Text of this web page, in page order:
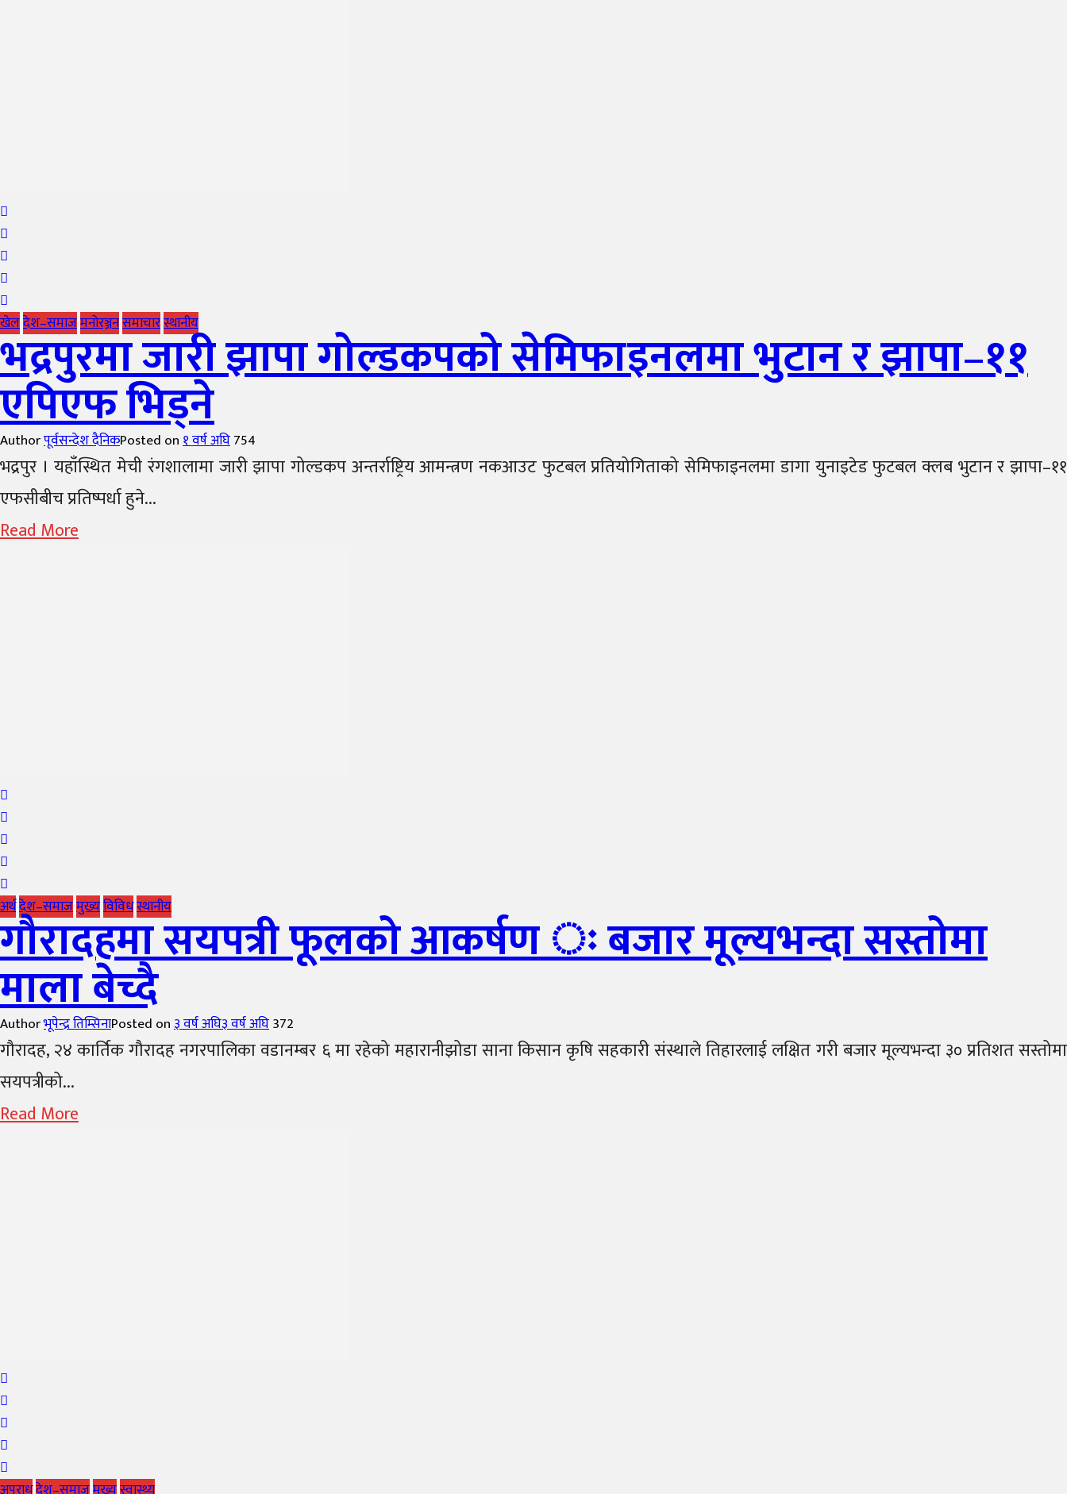
खेलदेश–समाजमनोरञ्जनसमाचारस्थानीय
भद्रपुरमा जारी झापा गोल्डकपको सेमिफाइनलमा भुटान र झापा–११
एपिएफ भिड्ने
Authorपूर्वसन्देश दैनिकPosted on१ वर्ष अघि754
भद्रपुर । यहाँस्थित मेची रंगशालामा जारी झापा गोल्डकप अन्तर्राष्ट्रिय आमन्त्रण नकआउट फुटबल प्रतियोगिताको सेमिफाइनलमा डागा युनाइटेड फुटबल क्लब भुटान र झापा–११
एफसीबीच प्रतिष्पर्धा हुने...
Read More
अर्थदेश–समाजमुख्यविविधस्थानीय
गौरादहमा सयपत्री फूलको आकर्षण ः बजार मूल्यभन्दा सस्तोमा
माला बेच्दै
Authorभूपेन्द्र तिम्सिनाPosted on३ वर्ष अघि३ वर्ष अघि372
गौरादह, २४ कार्तिक गौरादह नगरपालिका वडानम्बर ६ मा रहेको महारानीझोडा साना किसान कृषि सहकारी संस्थाले तिहारलाई लक्षित गरी बजार मूल्यभन्दा ३० प्रतिशत सस्तोमा
सयपत्रीको...
Read More